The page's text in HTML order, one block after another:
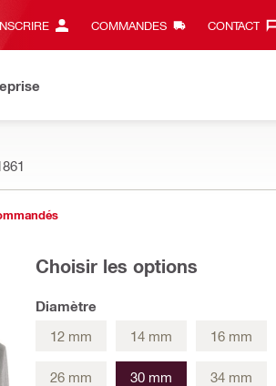
COMMANDES CONTACT‎
Choisir les options
Diamètre
12 mm
14 mm 16 mm
26 mm 30 mm 34 mm